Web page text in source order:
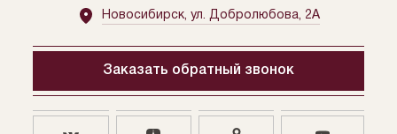
Новосибирск, ул. Добролюбова, 2А
Заказать обратный звонок